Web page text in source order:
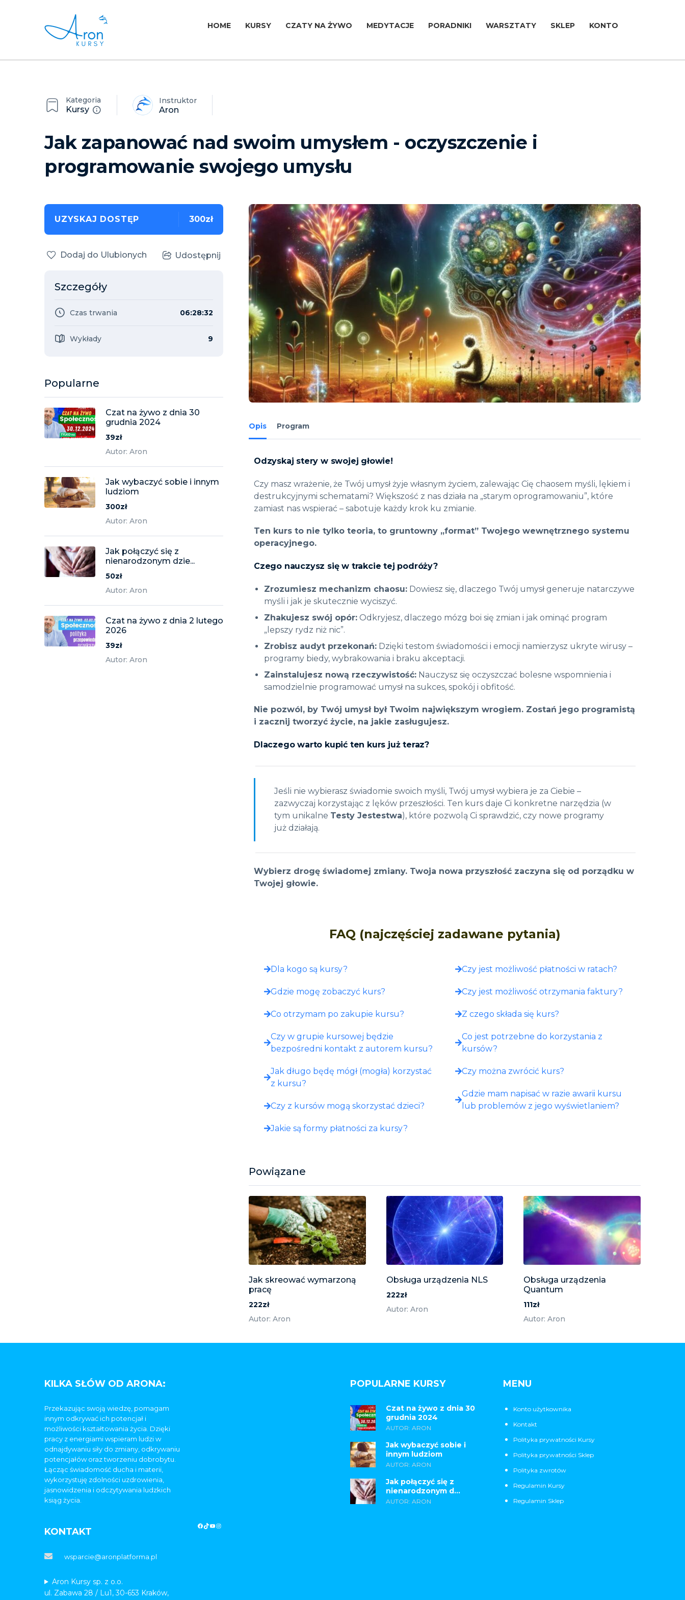
HOME KURSY CZATY NA ŻYWO MEDYTACJE PORADNIKI WARSZTATY SKLEP KONTO
Kategoria
Kursy
Instruktor
Aron
Jak zapanować nad swoim umysłem - oczyszczenie i
programowanie swojego umysłu
UZYSKAJ DOSTĘP 300zł
Dodaj do Ulubionych Udostępnij
Szczegóły
Czas trwania 06:28:32
Wykłady 9
Popularne
Czat na żywo z dnia 30
grudnia 2024
39zł
Autor: Aron
Jak wybaczyć sobie i innym
ludziom
300zł
Autor: Aron
Jak połączyć się z
nienarodzonym dzie...
50zł
Autor: Aron
Czat na żywo z dnia 2 lutego
2026
39zł
Autor: Aron
Opis Program
Odzyskaj stery w swojej głowie!
Czy masz wrażenie, że Twój umysł żyje własnym życiem, zalewając Cię chaosem myśli, lękiem i
destrukcyjnymi schematami? Większość z nas działa na „starym oprogramowaniu”, które
zamiast nas wspierać – sabotuje każdy krok ku zmianie.
Ten kurs to nie tylko teoria, to gruntowny „format” Twojego wewnętrznego systemu
operacyjnego.
Czego nauczysz się w trakcie tej podróży?
Zrozumiesz mechanizm chaosu: Dowiesz się, dlaczego Twój umysł generuje natarczywe
myśli i jak je skutecznie wyciszyć.
Zhakujesz swój opór: Odkryjesz, dlaczego mózg boi się zmian i jak ominąć program
„lepszy rydz niż nic”.
Zrobisz audyt przekonań: Dzięki testom świadomości i emocji namierzysz ukryte wirusy –
programy biedy, wybrakowania i braku akceptacji.
Zainstalujesz nową rzeczywistość: Nauczysz się oczyszczać bolesne wspomnienia i
samodzielnie programować umysł na sukces, spokój i obfitość.
Nie pozwól, by Twój umysł był Twoim największym wrogiem. Zostań jego programistą
i zacznij tworzyć życie, na jakie zasługujesz.
Dlaczego warto kupić ten kurs już teraz?
Jeśli nie wybierasz świadomie swoich myśli, Twój umysł wybiera je za Ciebie –
zazwyczaj korzystając z lęków przeszłości. Ten kurs daje Ci konkretne narzędzia (w
tym unikalne Testy Jestestwa), które pozwolą Ci sprawdzić, czy nowe programy
już działają.
Wybierz drogę świadomej zmiany. Twoja nowa przyszłość zaczyna się od porządku w
Twojej głowie.
FAQ (najczęściej zadawane pytania)
Dla kogo są kursy?
Gdzie mogę zobaczyć kurs?​
Co otrzymam po zakupie kursu?​
Czy w grupie kursowej będzie
bezpośredni kontakt z autorem kursu?
Jak długo będę mógł (mogła) korzystać
z kursu?
Czy z kursów mogą skorzystać dzieci?
Jakie są formy płatności za kursy?
Czy jest możliwość płatności w ratach?
Czy jest możliwość otrzymania faktury?
Z czego składa się kurs?
Co jest potrzebne do korzystania z
kursów?
Czy można zwrócić kurs?
Gdzie mam napisać w razie awarii kursu
lub problemów z jego wyświetlaniem?
Powiązane
Jak skreować wymarzoną
pracę
222zł
Autor: Aron
Obsługa urządzenia NLS
222zł
Autor: Aron
Obsługa urządzenia
Quantum
111zł
Autor: Aron
KILKA SŁÓW OD ARONA:
Przekazując swoją wiedzę, pomagam
innym odkrywać ich potencjał i
możliwości kształtowania życia. Dzięki
pracy z energiami wspieram ludzi w
odnajdywaniu siły do zmiany, odkrywaniu
potencjałów oraz tworzeniu dobrobytu.
Łącząc świadomość ducha i materii,
wykorzystuję zdolności uzdrowienia,
jasnowidzenia i odczytywania ludzkich
ksiąg życia.
POPULARNE KURSY
Czat na żywo z dnia 30
grudnia 2024
AUTOR: ARON
Jak wybaczyć sobie i
innym ludziom
AUTOR: ARON
Jak połączyć się z
nienarodzonym d...
AUTOR: ARON
MENU
Konto użytkownika
Kontakt
Polityka prywatności Kursy
Polityka prywatności Sklep
Polityka zwrotów
Regulamin Kursy
Regulamin Sklep
KONTAKT
wsparcie@aronplatforma.pl
Aron Kursy sp. z o.o.
ul. Zabawa 28 / Lu1, 30-653 Kraków,